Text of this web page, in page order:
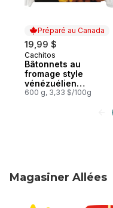
Préparé au Canada
19,99 $
Préparé au Canada
Cachitos
Bâtonnets au
fromage style
vénézuélien
tequechitos
600 g, 3,33 $/100g
Magasiner Allées